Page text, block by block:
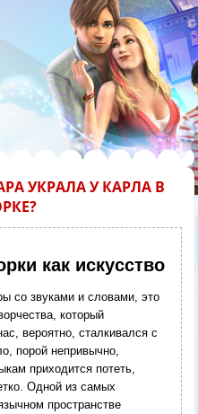
УКРАЛА У КАРЛА В
как искусство
со звуками и словами, это
который
вероятно, сталкивался с
порой непривычно,
приходится потеть,
Одной из самых
пространстве